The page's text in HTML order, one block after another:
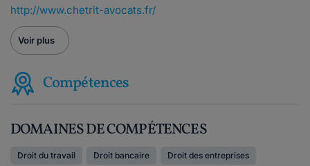
http://www.chetrit-avocats.fr/
Voir plus
Compétences
DOMAINES DE COMPÉTENCES
Droit du travail Droit bancaire Droit des entreprises